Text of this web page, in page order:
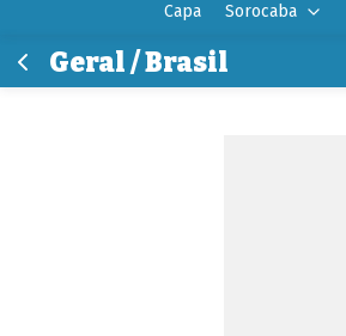
Capa Sorocaba
Geral / Brasil